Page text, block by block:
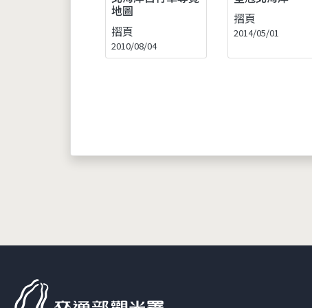
地圖
摺頁
2010/08/04
摺頁
2014/05/01